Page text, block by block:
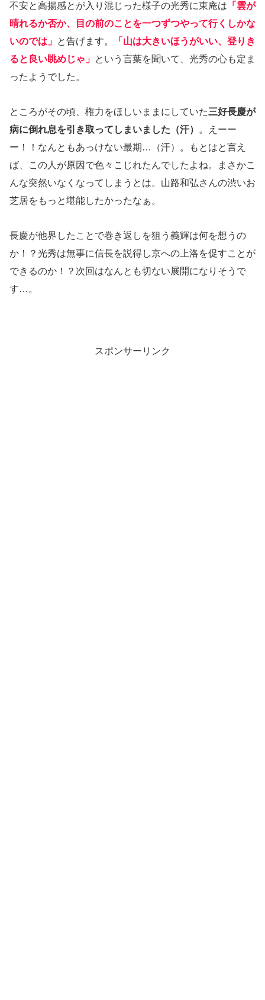
不安と高揚感とが入り混じった様子の光秀に東庵は 「雲が
晴れるか否か、目の前のことを一つずつやって行くしかな
いのでは」 と告げます。
「山は大きいほうがいい、登りき
ると良い眺めじゃ」 という言葉を聞いて、光秀の心も定ま
ったようでした。
ところがその頃、権力をほしいままにしていた三好長慶が
病に倒れ息を引き取ってしまいました（汗）
。えーー
ー！！なんともあっけない最期…（汗）。もとはと言え
ば、この人が原因で色々こじれたんでしたよね。まさかこ
んな突然いなくなってしまうとは。山路和弘さんの渋いお
芝居をもっと堪能したかったなぁ。
長慶が他界したことで巻き返しを狙う義輝は何を想うの
か！？光秀は無事に信長を説得し京への上洛を促すことが
できるのか！？次回はなんとも切ない展開になりそうで
す…。
スポンサーリンク